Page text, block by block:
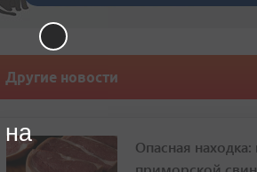
Другие новости
Опасная находка: